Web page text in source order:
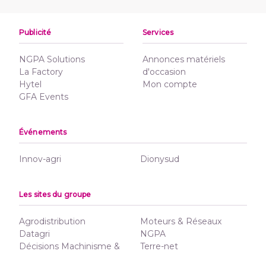
Publicité
NGPA Solutions
La Factory
Hytel
GFA Events
Services
Annonces matériels
d'occasion
Mon compte
Événements
Innov-agri Dionysud
Les sites du groupe
Agrodistribution
Datagri
Décisions Machinisme &
Moteurs & Réseaux
NGPA
Terre-net